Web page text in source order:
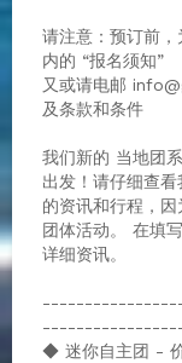
请注意：预订前
内的 “报名须知”
又或请电邮
及条款和条件
我们新的 当地团
出发！请仔细查
的资讯和行程，
团体活动。 在填
详细资讯。
◆ 迷你自主团 -